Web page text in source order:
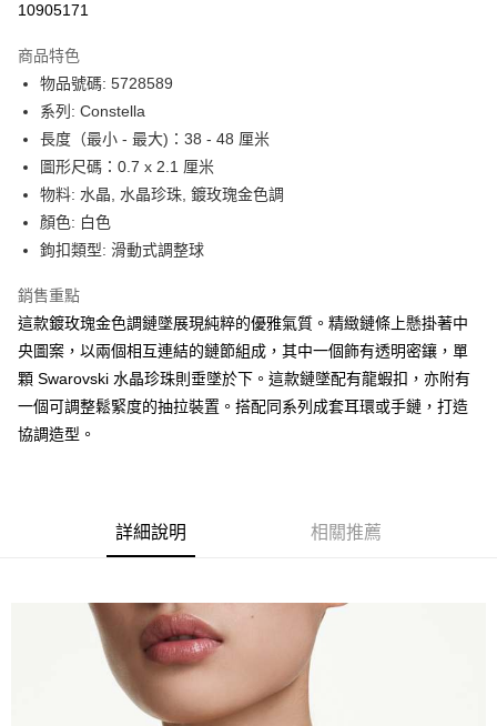
上海商業儲蓄銀行
臺灣中小企業銀行
匯豐（台灣）商業銀行
聯邦商業銀行
元大商業銀行
永豐商業銀行
玉山商業銀行
台灣樂天信用卡公司
Apple Pay
街口支付
悠遊付
Google Pay
全盈+PAY
大哥付你分期
相關說明
1.本服務由台灣大哥大提供，台灣大哥大用戶可立即使用無須另外申請。
2.付款方式選擇「大哥付你分期」，訂單成立後會自動跳轉到大哥付的交易
成交易。
3.實際核准額度、可分期數及費用金額請依後續交易確認頁面所載為準。
4.訂單成立30分鐘內，如未前往確認交易或遇審核未通過，訂單將自動取
消。如遇「轉專審核」未通過狀況，表示未達大哥付你分期系統評分，恕無
法說明評估內容。
帳／街口支付／iPASS MONEY」等通路繳費。
用戶於交易時，得透過本服務購買商品或服務，並由商店將買賣／分期付款
買賣價金債權讓與本公司後，依約使用本公司帳單繳交帳款。
2.基於同意付款使用「大哥付你分期」之契約關係目的，商店將以您的個人
資料（包含姓名、電話或地址）提供予台灣大哥大進項蒐集、處理及利用，
由本公司與您本人進行分期帳單所需資料之確認、核對及更正。
3.完整用戶服務條款，請詳閱以下連結：https://oppay.tw/userRule
AFTEE先享後付
相關說明
【關於「AFTEE先享後付」】
便利好安心！
１．簡單：不需註冊會員、不需綁卡、不需儲值。
２．便利：只要手機號碼，簡訊認證，即可結帳。
３．安心：先確認商品／服務後，再付款。
結帳頁面，進行簡訊認證並確認金額後，即可完成結帳。
※ 請注意：結帳手續完成當下不需立刻繳費，但若您需要取消訂單，請聯絡
購買商品的店家。未經商家同意取消之訂單仍視為有效，需透過AFTEE先享
後付繳納相關費用。
※ 交易是否成功請以「AFTEE先享後付 」之結帳頁面顯示為準，若有關於
是否繳費成功／繳費後需取消欲退款等相關疑問，請聯繫「AFTEE先享後付
https://netprotections.freshdesk.com/support/home
ATM付款
運送方式
付款後7-11取貨
每筆NT$70，滿NT$1,000(含以上)免運費
每筆NT$100，滿NT$1,200(含以上)免運費
京站台北店客服中心(1F星巴克旁) 即日起不提供京站紙袋，取件時
請自備購物袋，若需購買紙袋可現場詢問
10905171
商品特色
物品號碼: 5728589
系列: Constella
長度（最小 - 最大)：38 - 48 厘米
圖形尺碼：0.7 x 2.1 厘米
物料: 水晶, 水晶珍珠, 鍍玫瑰金色調
顏色: 白色
鉤扣類型: 滑動式調整球
銷售重點
這款鍍玫瑰金色調鏈墜展現純粹的優雅氣質。精緻鏈條上懸掛著中
央圖案，以兩個相互連結的鏈節組成，其中一個飾有透明密鑲，單
顆 Swarovski 水晶珍珠則垂墜於下。這款鏈墜配有龍蝦扣，亦附有
一個可調整鬆緊度的抽拉裝置。搭配同系列成套耳環或手鏈，打造
協調造型。
詳細說明 相關推薦